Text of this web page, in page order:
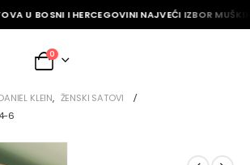
U BOSNI I HERCEGOVINI NAJVEĆI IZBOR
0
KLEIN, ŽENSKI SATOVI
6